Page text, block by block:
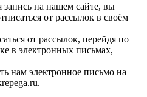
запись на нашем сайте, вы
от рассылок в своём
от рассылок, перейдя по
в электронных письмах,
нам электронное письмо на